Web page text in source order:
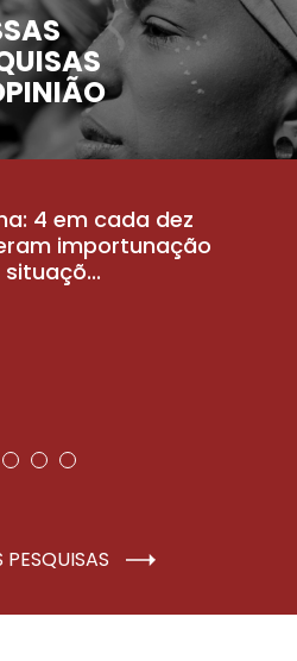
4 em cada dez
importunação